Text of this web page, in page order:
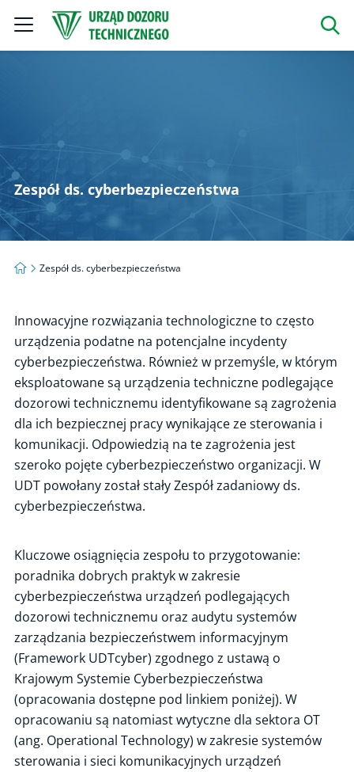
Zespół ds. cyberbezpieczeństwa
Strona główna
Zespół ds. cyberbezpieczeństwa
Innowacyjne rozwiązania technologiczne to często
urządzenia podatne na potencjalne incydenty
cyberbezpieczeństwa. Również w przemyśle, w którym
eksploatowane są urządzenia techniczne podlegające
dozorowi technicznemu identyfikowane są zagrożenia
dla ich bezpiecznej pracy wynikające ze sterowania i
komunikacji. Odpowiedzią na te zagrożenia jest
szeroko pojęte cyberbezpieczeństwo organizacji. W
UDT powołany został stały Zespół zadaniowy ds.
cyberbezpieczeństwa.
Kluczowe osiągnięcia zespołu to przygotowanie:
poradnika dobrych praktyk w zakresie
cyberbezpieczeństwa urządzeń podlegających
dozorowi technicznemu oraz audytu systemów
zarządzania bezpieczeństwem informacyjnym
(Framework UDTcyber) zgodnego z ustawą o
Krajowym Systemie Cyberbezpieczeństwa
(opracowania dostępne pod linkiem poniżej). W
opracowaniu są natomiast wytyczne dla sektora OT
(ang. Operational Technology) w zakresie systemów
sterowania i sieci komunikacyjnych urządzeń